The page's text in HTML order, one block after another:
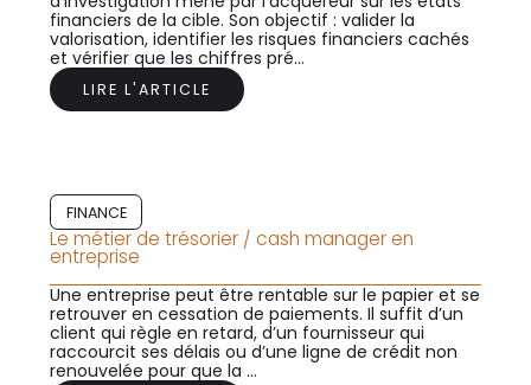
financiers de la cible. Son objectif : valider la
valorisation, identifier les risques financiers cachés
et vérifier que les chiffres pré...
LIRE L'ARTICLE
FINANCE
Le métier de trésorier / cash manager en
entreprise
Une entreprise peut être rentable sur le papier et se
retrouver en cessation de paiements. Il suffit d’un
client qui règle en retard, d’un fournisseur qui
raccourcit ses délais ou d’une ligne de crédit non
renouvelée pour que la ...